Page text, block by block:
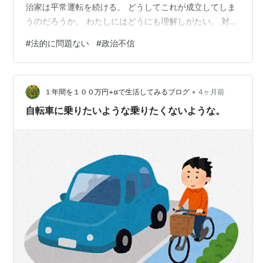
治家は平常運転を続ける。 どうしてこれが成立してしま
うのだろうか。 わたしにはどうにも理解しがたい。 対抗
がなぜもっとクリティカルな質問をぶつけないのか。 あ
るいはマスコミはもっと急所を突く質問を記者会見でぶ
つけないのか。
#法的に問題ない #政治不信
１年間を１００万円+αで生活してみるブログ • 4ヶ月前
自転車に乗りたいような乗りたくないような。